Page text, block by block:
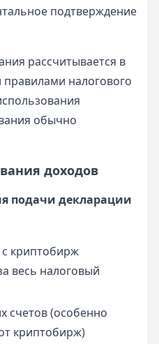
подтверждение
рассчитывается в
налогового
обычно
доходов
подачи декларации
криптобирж
весь налоговый
счетов (особенно
криптобирж)